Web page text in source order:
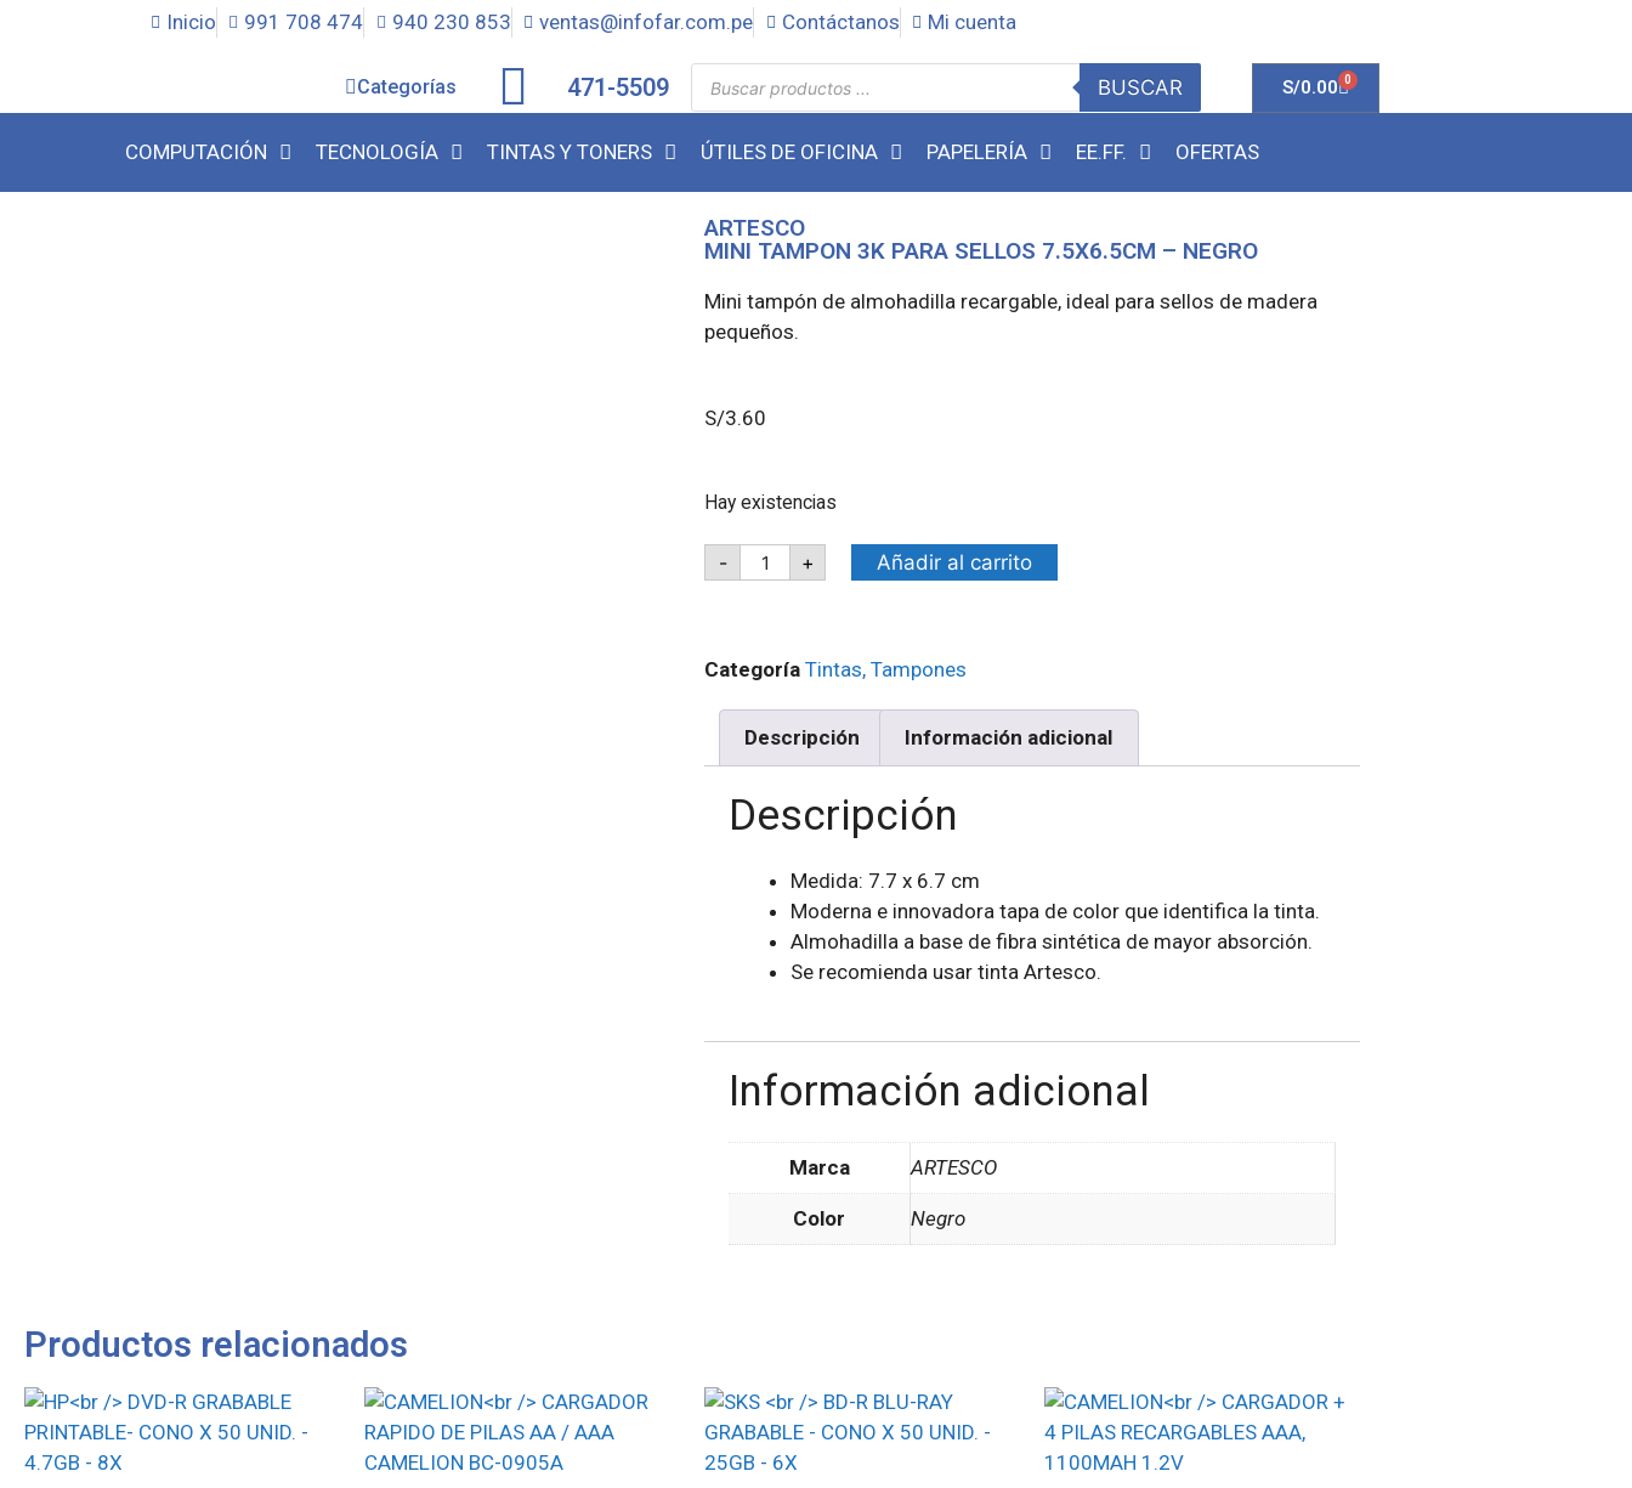
Inicio 991 708 474 940 230 853 ventas@infofar.com.pe Contáctanos Mi cuenta
Categorías 471-5509 BUSCAR S/0.00 0
COMPUTACIÓN TECNOLOGÍA TINTAS Y TONERS ÚTILES DE OFICINA PAPELERÍA EE.FF. OFERTAS
ARTESCO
MINI TAMPON 3K PARA SELLOS 7.5X6.5CM – NEGRO
Mini tampón de almohadilla recargable, ideal para sellos de madera
pequeños.
S/3.60
Hay existencias
- + Añadir al carrito
Categoría Tintas, Tampones
Descripción Información adicional
Descripción
Medida: 7.7 x 6.7 cm
Moderna e innovadora tapa de color que identifica la tinta.
Almohadilla a base de fibra sintética de mayor absorción.
Se recomienda usar tinta Artesco.
Información adicional
Marca ARTESCO
Color Negro
Productos relacionados